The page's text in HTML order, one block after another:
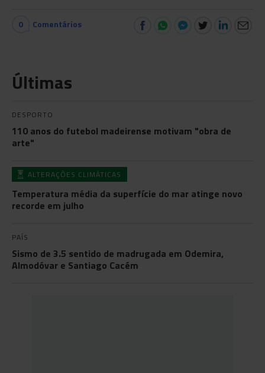
0 Comentários
Últimas
DESPORTO
110 anos do futebol madeirense motivam "obra de
arte"
ALTERAÇÕES CLIMÁTICAS
Temperatura média da superfície do mar atinge novo
recorde em julho
PAÍS
Sismo de 3.5 sentido de madrugada em Odemira,
Almodóvar e Santiago Cacém